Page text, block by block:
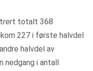
totalt 368
227 i første halvdel
halvdel av
nedgang i antall